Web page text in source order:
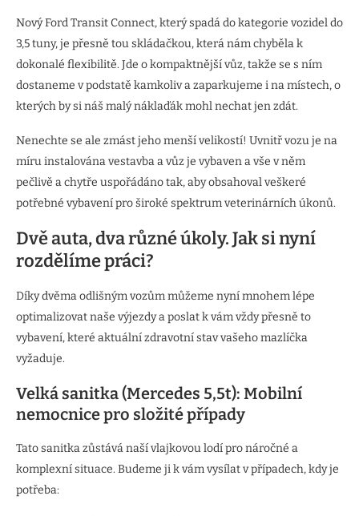
Nový Ford Transit Connect, který spadá do kategorie vozidel do
3,5 tuny, je přesně tou skládačkou, která nám chyběla k
dokonalé flexibilitě. Jde o kompaktnější vůz, takže se s ním
dostaneme v podstatě kamkoliv a zaparkujeme i na místech, o
kterých by si náš malý náklaďák mohl nechat jen zdát.
Nenechte se ale zmást jeho menší velikostí! Uvnitř vozu je na
míru instalována vestavba a vůz je vybaven a vše v něm
pečlivě a chytře uspořádáno tak, aby obsahoval veškeré
potřebné vybavení pro široké spektrum veterinárních úkonů.
Dvě auta, dva různé úkoly. Jak si nyní
rozdělíme práci?
Díky dvěma odlišným vozům můžeme nyní mnohem lépe
optimalizovat naše výjezdy a poslat k vám vždy přesně to
vybavení, které aktuální zdravotní stav vašeho mazlíčka
vyžaduje.
Velká sanitka (Mercedes 5,5t): Mobilní
nemocnice pro složité případy
Tato sanitka zůstává naší vlajkovou lodí pro náročné a
komplexní situace. Budeme ji k vám vysílat v případech, kdy je
potřeba: